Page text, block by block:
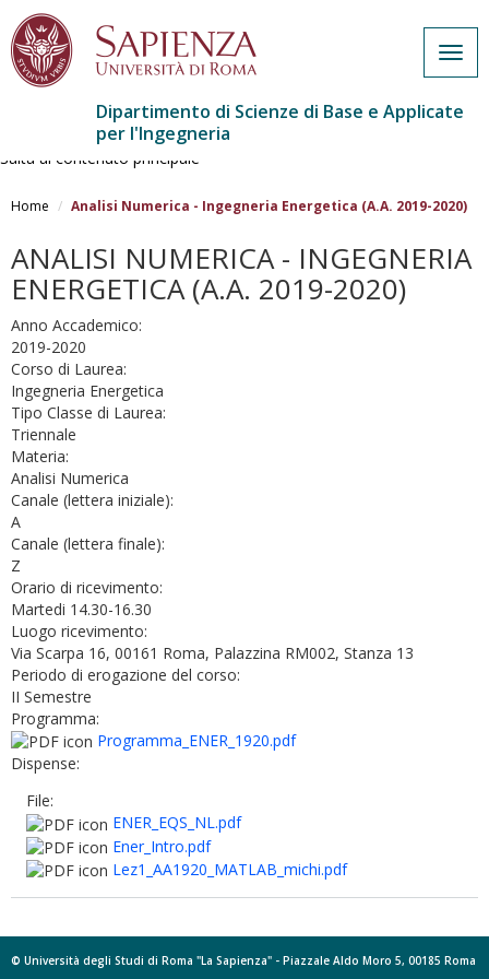
Salta al contenuto principale
Dipartimento di Scienze di Base e Applicate
per l'Ingegneria
Home Analisi Numerica - Ingegneria Energetica (A.A. 2019-2020)
ANALISI NUMERICA - INGEGNERIA
ENERGETICA (A.A. 2019-2020)
Anno Accademico:
2019-2020
Corso di Laurea:
Ingegneria Energetica
Tipo Classe di Laurea:
Triennale
Materia:
Analisi Numerica
Canale (lettera iniziale):
A
Canale (lettera finale):
Z
Orario di ricevimento:
Martedi 14.30-16.30
Luogo ricevimento:
Via Scarpa 16, 00161 Roma, Palazzina RM002, Stanza 13
Periodo di erogazione del corso:
II Semestre
Programma:
Programma_ENER_1920.pdf
Dispense:
File:
ENER_EQS_NL.pdf
Ener_Intro.pdf
Lez1_AA1920_MATLAB_michi.pdf
© Università degli Studi di Roma "La Sapienza" - Piazzale Aldo Moro 5, 00185 Roma